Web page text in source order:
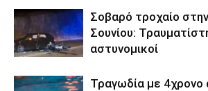
Σοβαρό τροχαίο
Σουνίου:
αστυνομικοί
Τραγωδία με 4χρονο